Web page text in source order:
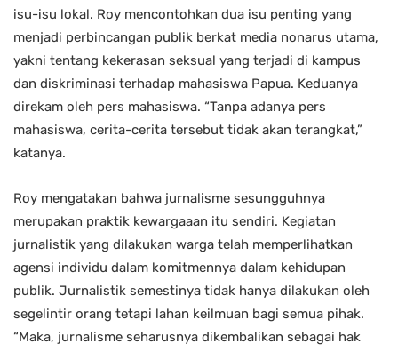
isu-isu lokal. Roy mencontohkan dua isu penting yang
menjadi perbincangan publik berkat media nonarus utama,
yakni tentang kekerasan seksual yang terjadi di kampus
dan diskriminasi terhadap mahasiswa Papua. Keduanya
direkam oleh pers mahasiswa. “Tanpa adanya pers
mahasiswa, cerita-cerita tersebut tidak akan terangkat,”
katanya.
Roy mengatakan bahwa jurnalisme sesungguhnya
merupakan praktik kewargaaan itu sendiri. Kegiatan
jurnalistik yang dilakukan warga telah memperlihatkan
agensi individu dalam komitmennya dalam kehidupan
publik. Jurnalistik semestinya tidak hanya dilakukan oleh
segelintir orang tetapi lahan keilmuan bagi semua pihak.
“Maka, jurnalisme seharusnya dikembalikan sebagai hak